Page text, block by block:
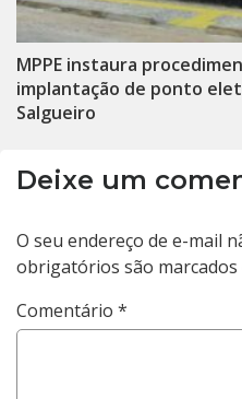
MPPE instaura
implantação de ponto
Salgueiro
Deixe um
O seu endereço de e-mail
obrigatórios são marcados
Comentário *